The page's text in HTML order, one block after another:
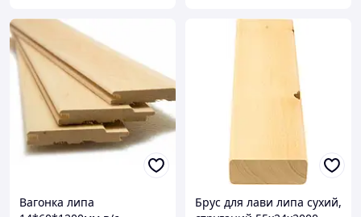
Вагонка липа
Брус для лави липа сухий,